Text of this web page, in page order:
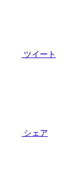
ツイート
シェア